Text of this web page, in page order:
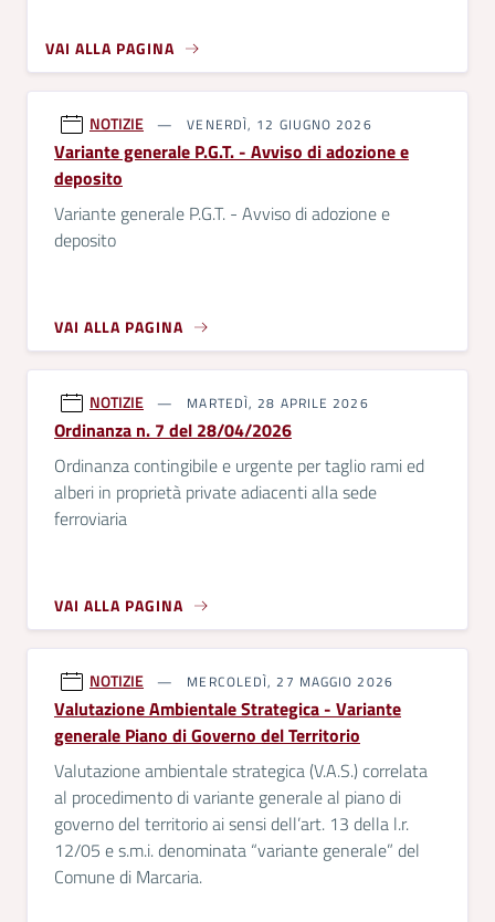
VAI ALLA PAGINA
NOTIZIE VENERDÌ, 12 GIUGNO 2026
Variante generale P.G.T. - Avviso di adozione e
deposito
Variante generale P.G.T. - Avviso di adozione e
deposito
VAI ALLA PAGINA
NOTIZIE MARTEDÌ, 28 APRILE 2026
Ordinanza n. 7 del 28/04/2026
Ordinanza contingibile e urgente per taglio rami ed
alberi in proprietà private adiacenti alla sede
ferroviaria
VAI ALLA PAGINA
NOTIZIE MERCOLEDÌ, 27 MAGGIO 2026
Valutazione Ambientale Strategica - Variante
generale Piano di Governo del Territorio
Valutazione ambientale strategica (V.A.S.) correlata
al procedimento di variante generale al piano di
governo del territorio ai sensi dell’art. 13 della l.r.
12/05 e s.m.i. denominata “variante generale” del
Comune di Marcaria.